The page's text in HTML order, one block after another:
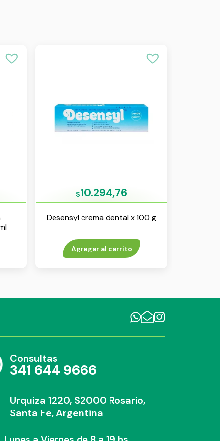
$10.294,76
Desensyl crema dental x 100 g
Agregar al carrito
Consultas
341 644 9666
Urquiza 1220, S2000 Rosario,
Santa Fe, Argentina